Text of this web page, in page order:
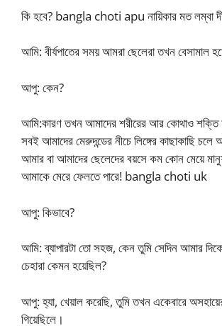
কি হবে? bangla choti apu নায়িকার মত লম্বা
আমি: বীর্যপাতের সময় আমরা ছেলেরা তখন বেসামাল
আপু: কেন?
আমি:কারণ তখন আমাদের শরীরের আর কোথাও শক্তি
সবই আমাদের মেরুদন্ডের নীচে লিঙ্গের কাছাকাছি
আমার বা আমাদের ছেলেদের বয়সে কম কোন মেয়ে
আমাকে মেরে ফেলতে পারে! bangla choti uk
আপু: কিভাবে?
আমি: ব্যাপারটা তো সহজ, কেন তুমি সেদিন আমার
চেহারা কেমন হয়েছিল?
আপু: হ্যা, খেয়াল করেছি, তুমি তখন একেবারে
গিয়েছিলে।